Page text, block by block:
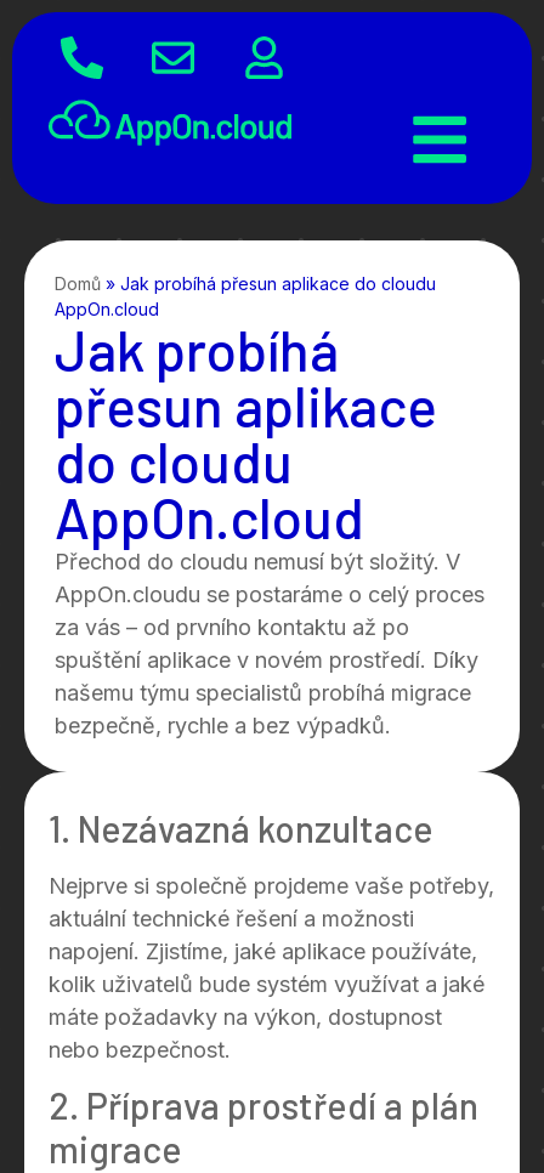
Domů » Jak probíhá přesun aplikace do cloudu
AppOn.cloud
Jak probíhá
přesun aplikace
do cloudu
AppOn.cloud
Přechod do cloudu nemusí být složitý. V
AppOn.cloudu se postaráme o celý proces
za vás – od prvního kontaktu až po
spuštění aplikace v novém prostředí. Díky
našemu týmu specialistů probíhá migrace
bezpečně, rychle a bez výpadků.
1. Nezávazná konzultace
Nejprve si společně projdeme vaše potřeby,
aktuální technické řešení a možnosti
napojení. Zjistíme, jaké aplikace používáte,
kolik uživatelů bude systém využívat a jaké
máte požadavky na výkon, dostupnost
nebo bezpečnost.
2. Příprava prostředí a plán
migrace